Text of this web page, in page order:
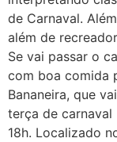
de Carnaval.
além de
Se vai passar o
com boa comida
Bananeira, que
terça de
18h. Localizado